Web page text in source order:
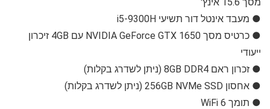
● מעבד אינטל דור תשיעי i5-9300H
● כרטיס מסך NVIDIA GeForce GTX 1650 עם 4GB זיכרון
ייעודי
● זכרון ראם 8GB DDR4 (ניתן לשדרג בקלות)
● אחסון 256GB NVMe SSD (ניתן לשדרג בקלות)
● תומך WiFi 6